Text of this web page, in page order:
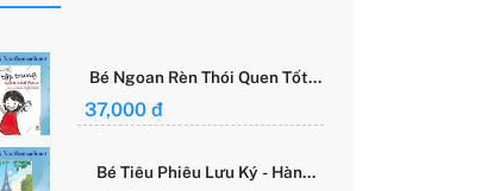
Bé Ngoan Rèn Thói Quen Tốt -
37,000 đ
Bé Tiêu Phiêu Lưu Ký - Hành